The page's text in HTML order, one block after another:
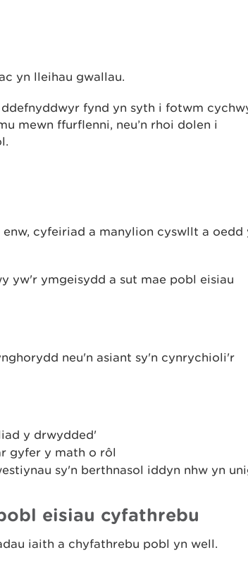
yn lleihau gwallau.
fynd yn syth i fotwm
mewn ffurflenni, neu’n rhoi dolen i
cyfeiriad a manylion cyswllt a oedd
yw'r ymgeisydd a sut mae pobl eisiau
neu'n asiant sy'n cynrychioli'r
y drwydded'
gyfer y math o rôl
sy'n berthnasol iddyn nhw yn
eisiau cyfathrebu
iaith a chyfathrebu pobl yn well.